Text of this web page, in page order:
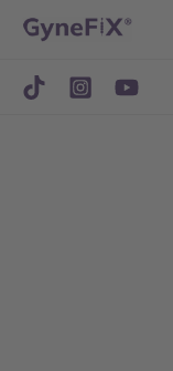
springen